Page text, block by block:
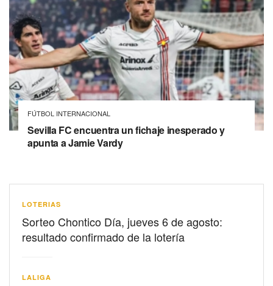
FÚTBOL INTERNACIONAL
Sevilla FC encuentra un fichaje inesperado y
apunta a Jamie Vardy
LOTERIAS
Sorteo Chontico Día, jueves 6 de agosto:
resultado confirmado de la lotería
LALIGA